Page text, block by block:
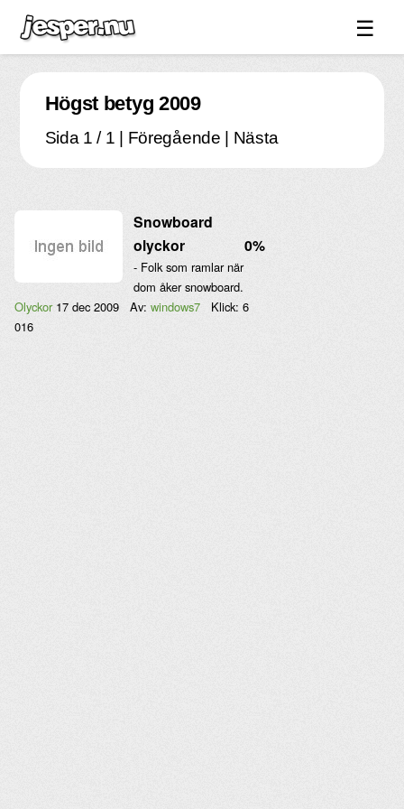
☰
Spel ↓
Bilder ↓
Forum ↓
Länkar
Videos
Blandat ↓
Högst betyg 2009
Sida 1 / 1 | Föregående | Nästa
Snowboard
olyckor
0%
- Folk som ramlar när
dom åker snowboard.
Olyckor 17 dec 2009 Av: windows7 Klick: 6
016